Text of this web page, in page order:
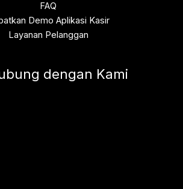
FAQ
Demo Aplikasi Kasir
Layanan Pelanggan
dengan Kami